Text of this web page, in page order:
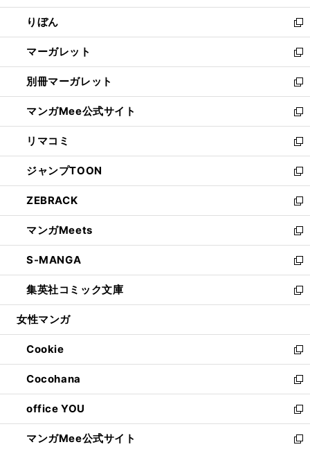
開
く
ウ
で
開
く
ン
ド
ウ
で
開
く
ウ
ィ
ン
ド
ウ
で
開
く
りぼん
新
し
い
ウ
ィ
ン
ド
ウ
で
開
く
マーガレット
新
し
い
ウ
ィ
ン
ド
ウ
で
開
く
別冊マーガレット
新
し
い
ウ
ィ
ン
ド
ウ
で
開
く
マンガMee公式サイト
新
し
い
ウ
ィ
ン
ド
ウ
で
開
く
リマコミ
新
し
い
ウ
ィ
ン
ド
ウ
で
開
く
ジャンプTOON
新
し
い
ウ
ィ
ン
ド
ウ
で
開
ZEBRACK
新
し
い
ウ
ィ
ン
ド
ウ
開
く
マンガMeets
新
し
い
ウ
ィ
ン
ウ
で
開
く
S-MANGA
新
し
い
ウ
ン
ド
ウ
で
開
く
集英社コミック文庫
新
し
ウ
ィ
ン
ド
ウ
で
開
く
女性マンガ
Cookie
新
し
い
ウ
ィ
ン
ド
Cocohana
新
し
い
ウ
ィ
office YOU
新
し
い
マンガMee公式サイト 新